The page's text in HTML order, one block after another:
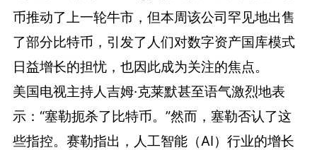
币推动了上一轮牛市，但本周该公司罕见地出售
了部分比特币，引发了人们对数字资产国库模式
日益增长的担忧，也因此成为关注的焦点。
美国电视主持人吉姆·克莱默甚至语气激烈地表
示：“塞勒扼杀了比特币。”然而，塞勒否认了这
些指控。赛勒指出，人工智能（AI）行业的增长